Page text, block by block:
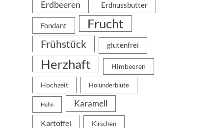
Erdbeeren Erdnussbutter
Fondant Frucht
Frühstück glutenfrei
Herzhaft Himbeeren
Hochzeit Holunderblüte
Huhn Karamell
Kartoffel Kirschen